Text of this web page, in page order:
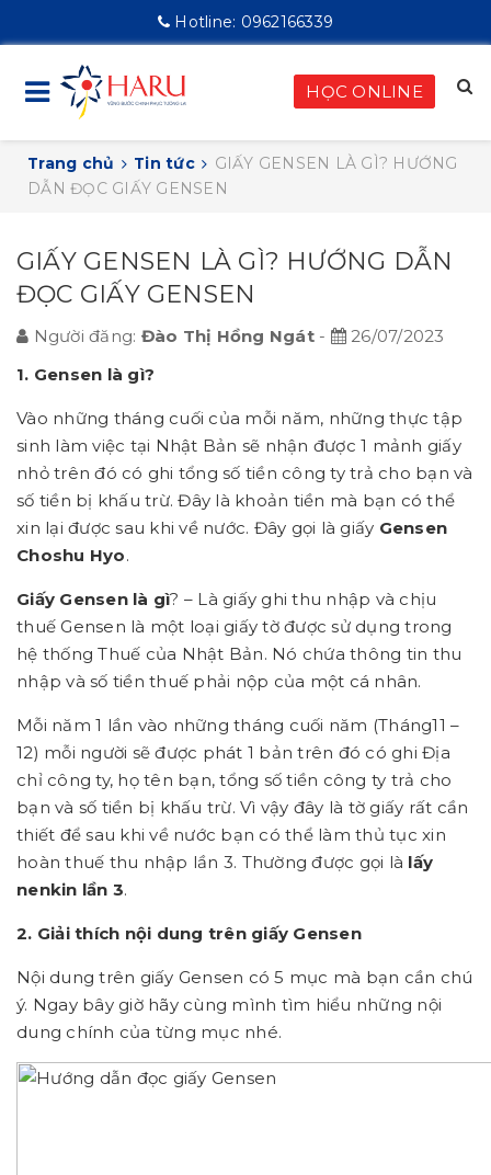
Hotline: 0962166339
HỌC ONLINE
Trang chủ Tin tức
GIẤY GENSEN LÀ GÌ? HƯỚNG
DẪN ĐỌC GIẤY GENSEN
GIẤY GENSEN LÀ GÌ? HƯỚNG DẪN
ĐỌC GIẤY GENSEN
Người đăng: Đào Thị Hồng Ngát-
26/07/2023
1. Gensen là gì?
Vào những tháng cuối của mỗi năm, những thực tập
sinh làm việc tại Nhật Bản sẽ nhận được 1 mảnh giấy
nhỏ trên đó có ghi tổng số tiền công ty trả cho bạn và
số tiền bị khấu trừ. Đây là khoản tiền mà bạn có thể
xin lại được sau khi về nước. Đây gọi là giấy Gensen
Choshu Hyo.
Giấy Gensen là gì? – Là giấy ghi thu nhập và chịu
thuế Gensen là một loại giấy tờ được sử dụng trong
hệ thống Thuế của Nhật Bản. Nó chứa thông tin thu
nhập và số tiền thuế phải nộp của một cá nhân.
Mỗi năm 1 lần vào những tháng cuối năm (Tháng11 –
12) mỗi người sẽ được phát 1 bản trên đó có ghi Địa
chỉ công ty, họ tên bạn, tổng số tiền công ty trả cho
bạn và số tiền bị khấu trừ. Vì vậy đây là tờ giấy rất cần
thiết để sau khi về nước bạn có thể làm thủ tục xin
hoàn thuế thu nhập lần 3. Thường được gọi là lấy
nenkin lần 3.
2. Giải thích nội dung trên giấy Gensen
Nội dung trên giấy Gensen có 5 mục mà bạn cần chú
ý. Ngay bây giờ hãy cùng mình tìm hiểu những nội
dung chính của từng mục nhé.